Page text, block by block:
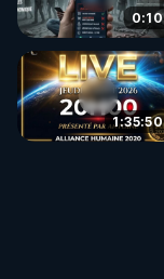
0:10
1:35:50